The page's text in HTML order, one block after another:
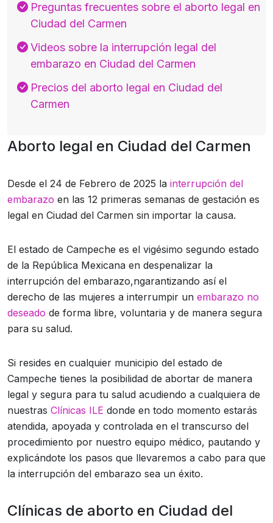
Preguntas frecuentes sobre el aborto legal en
Ciudad del Carmen
Videos sobre la interrupción legal del
embarazo en Ciudad del Carmen
Precios del aborto legal en Ciudad del
Carmen
Aborto legal en Ciudad del Carmen
Desde el 24 de Febrero de 2025 la interrupción del
embarazo en las 12 primeras semanas de gestación es
legal en Ciudad del Carmen sin importar la causa.
El estado de Campeche es el vigésimo segundo estado
de la República Mexicana en despenalizar la
interrupción del embarazo,ngarantizando así el
derecho de las mujeres a interrumpir un embarazo no
deseado de forma libre, voluntaria y de manera segura
para su salud.
Si resides en cualquier municipio del estado de
Campeche tienes la posibilidad de abortar de manera
legal y segura para tu salud acudiendo a cualquiera de
nuestras Clínicas ILE donde en todo momento estarás
atendida, apoyada y controlada en el transcurso del
procedimiento por nuestro equipo médico, pautando y
explicándote los pasos que llevaremos a cabo para que
la interrupción del embarazo sea un éxito.
Clínicas de aborto en Ciudad del